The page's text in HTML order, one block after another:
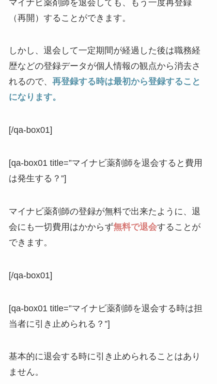
マイナビ薬剤師を退会しても、もう一度再登録
（再開）することができます。
しかし、退会して一定期間が経過した後は職務経
歴などの登録データが個人情報の観点から消去さ
れるので、 再登録する時は最初から登録すること
になります。
[/qa-box01]
[qa-box01 title=”マイナビ薬剤師を退会すると費用
は発生する？”]
マイナビ薬剤師の登録が無料で出来たように、退
会にも一切費用はかからず無料で退会することが
できます。
[/qa-box01]
[qa-box01 title=”マイナビ薬剤師を退会する時は担
当者に引き止められる？”]
基本的に退会する時に引き止められることはあり
ません。